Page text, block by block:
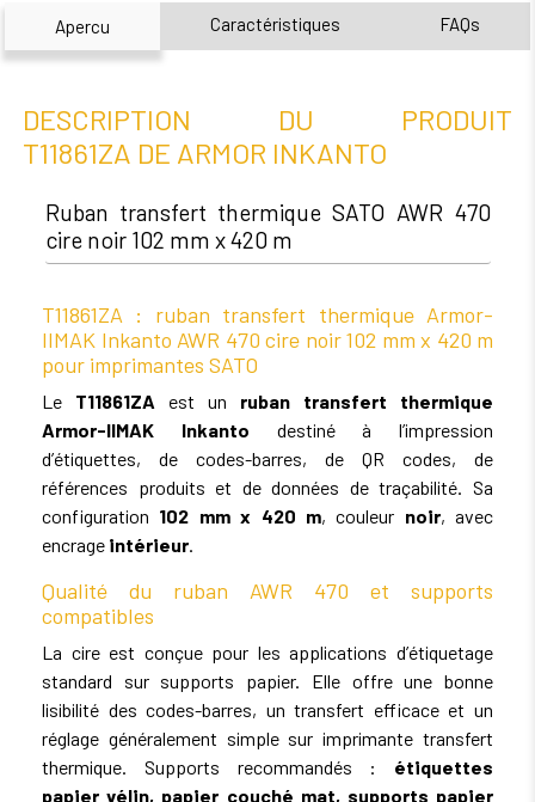
Apercu Caractéristiques FAQs
DESCRIPTION DU PRODUIT
T11861ZA DE ARMOR INKANTO
Ruban transfert thermique SATO AWR 470
cire noir 102 mm x 420 m
T11861ZA : ruban transfert thermique Armor-
IIMAK Inkanto AWR 470 cire noir 102 mm x 420 m
pour imprimantes SATO
Le T11861ZA est un ruban transfert thermique
Armor-IIMAK Inkanto destiné à l’impression
d’étiquettes, de codes-barres, de QR codes, de
références produits et de données de traçabilité. Sa
configuration 102 mm x 420 m, couleur noir, avec
encrage intérieur
Qualité du ruban AWR 470 et supports
compatibles
La cire est conçue pour les applications d’étiquetage
standard sur supports papier. Elle offre une bonne
lisibilité des codes-barres, un transfert efficace et un
réglage généralement simple sur imprimante transfert
thermique. Supports recommandés : étiquettes
papier vélin, papier couché mat, supports papier